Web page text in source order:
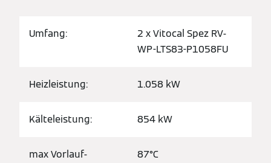
Umfang:
2 x Vitocal Spez RV-
WP-LTS83-P1058FU
Heizleistung: 1.058 kW
Kälteleistung: 854 kW
max Vorlauf-
87°C